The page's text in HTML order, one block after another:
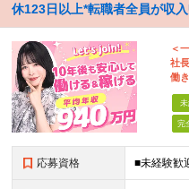
休123日以上*転職者全員が収
＜
社
働
完
応募資格